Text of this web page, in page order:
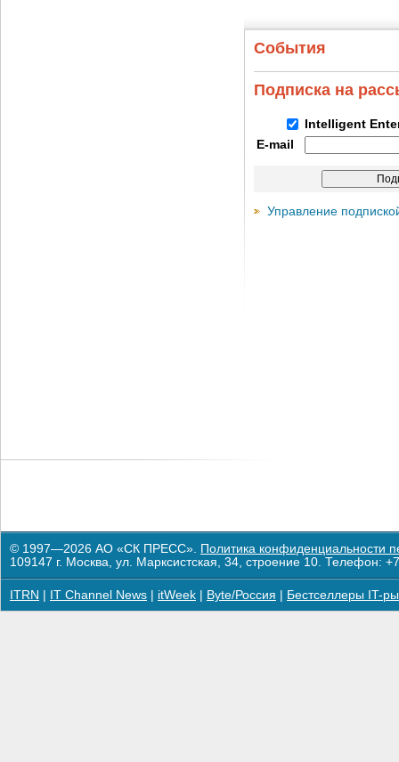
События
Подписка на
Intelligent
E-mail
Управление
© 1997—2026 АО «СК ПРЕСС». Политика конфиденциальности
109147 г. Москва, ул. Марксистская, 34, строение 10. Телефон:
ITRN IT Channel News itWeek Byte/Россия Бестселлеры IT-